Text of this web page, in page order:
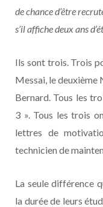
de chance d’être
s’il affiche deux ans
Ils sont trois. Trois
Messai, le deuxième
Bernard. Tous les
3 ». Tous les trois
lettres de
technicien de
La seule différence
la durée de leurs